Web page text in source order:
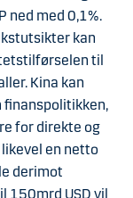
ned med 0,1%.
kan
til
Kina kan
finanspolitikken,
for direkte og
en netto
derimot
150mrd USD vil